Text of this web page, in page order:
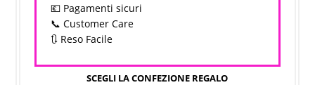
💶 Pagamenti sicuri
📞 Customer Care
🔃 Reso Facile
SCEGLI LA CONFEZIONE REGALO